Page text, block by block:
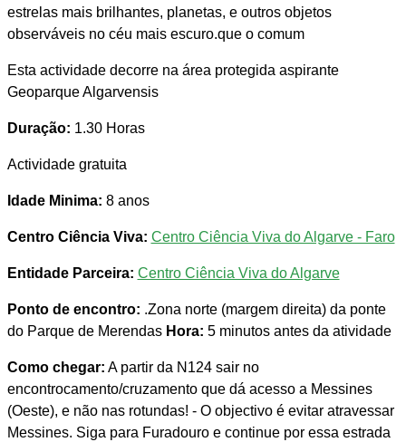
estrelas mais brilhantes, planetas, e outros objetos
observáveis no céu mais escuro.que o comum
Esta actividade decorre na área protegida aspirante
Geoparque Algarvensis
Duração: 1.30 Horas
Actividade gratuita
Idade Minima: 8 anos
Centro Ciência Viva: Centro Ciência Viva do Algarve - Faro
Entidade Parceira: Centro Ciência Viva do Algarve
Ponto de encontro: .Zona norte (margem direita) da ponte
do Parque de Merendas Hora: 5 minutos antes da atividade
Como chegar: A partir da N124 sair no
encontrocamento/cruzamento que dá acesso a Messines
(Oeste), e não nas rotundas! - O objectivo é evitar atravessar
Messines. Siga para Furadouro e continue por essa estrada